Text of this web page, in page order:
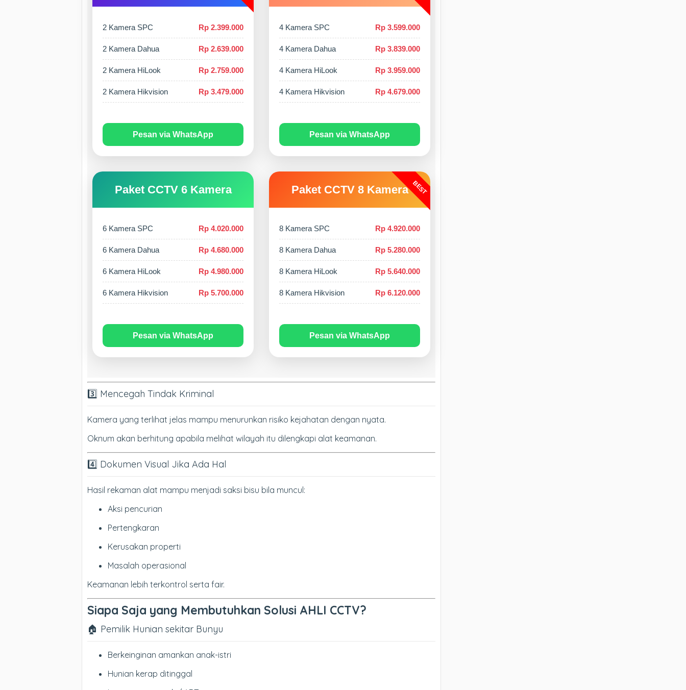
2 Kamera SPC Rp 2.399.000
2 Kamera Dahua Rp 2.639.000
2 Kamera HiLook Rp 2.759.000
2 Kamera Hikvision Rp 3.479.000
Pesan via WhatsApp
4 Kamera SPC Rp 3.599.000
4 Kamera Dahua Rp 3.839.000
4 Kamera HiLook Rp 3.959.000
4 Kamera Hikvision Rp 4.679.000
Pesan via WhatsApp
Paket CCTV 6 Kamera
6 Kamera SPC Rp 4.020.000
6 Kamera Dahua Rp 4.680.000
6 Kamera HiLook Rp 4.980.000
6 Kamera Hikvision Rp 5.700.000
Pesan via WhatsApp
BEST
Paket CCTV 8 Kamera
8 Kamera SPC Rp 4.920.000
8 Kamera Dahua Rp 5.280.000
8 Kamera HiLook Rp 5.640.000
8 Kamera Hikvision Rp 6.120.000
Pesan via WhatsApp
3️⃣ Mencegah Tindak Kriminal
Kamera yang terlihat jelas mampu menurunkan risiko kejahatan dengan nyata.
Oknum akan berhitung apabila melihat wilayah itu dilengkapi alat keamanan.
4️⃣ Dokumen Visual Jika Ada Hal
Hasil rekaman alat mampu menjadi saksi bisu bila muncul:
Aksi pencurian
Pertengkaran
Kerusakan properti
Masalah operasional
Keamanan lebih terkontrol serta fair.
Siapa Saja yang Membutuhkan Solusi AHLI CCTV?
🏠 Pemilik Hunian sekitar Bunyu
Berkeinginan amankan anak-istri
Hunian kerap ditinggal